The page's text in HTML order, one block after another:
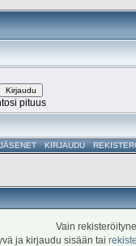
pituus
KIRJAUDU
Vain
ja kirjaudu sisään tai